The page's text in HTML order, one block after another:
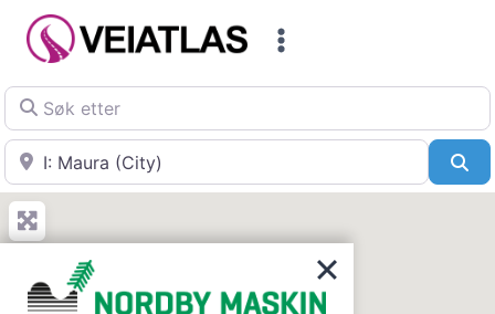
Skip
Søk etter
Nær